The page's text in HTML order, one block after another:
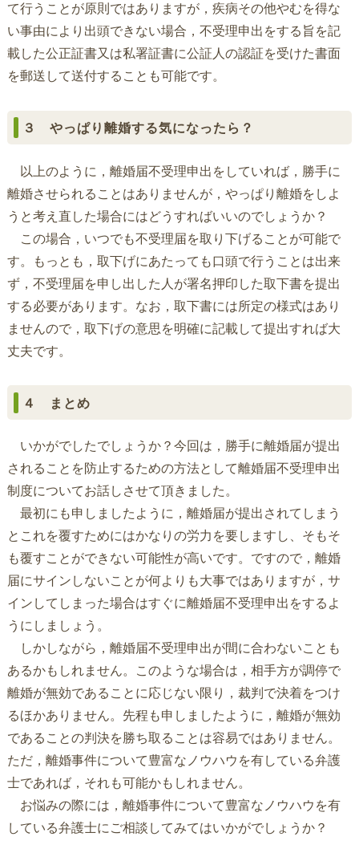
て行うことが原則ではありますが，疾病その他やむを得な
い事由により出頭できない場合，不受理申出をする旨を記
載した公正証書又は私署証書に公証人の認証を受けた書面
を郵送して送付することも可能です。
３ やっぱり離婚する気になったら？
以上のように，離婚届不受理申出をしていれば，勝手に
離婚させられることはありませんが，やっぱり離婚をしよ
うと考え直した場合にはどうすればいいのでしょうか？
この場合，いつでも不受理届を取り下げることが可能で
す。もっとも，取下げにあたっても口頭で行うことは出来
ず，不受理届を申し出した人が署名押印した取下書を提出
する必要があります。なお，取下書には所定の様式はあり
ませんので，取下げの意思を明確に記載して提出すれば大
丈夫です。
４ まとめ
いかがでしたでしょうか？今回は，勝手に離婚届が提出
されることを防止するための方法として離婚届不受理申出
制度についてお話しさせて頂きました。
最初にも申しましたように，離婚届が提出されてしまう
とこれを覆すためにはかなりの労力を要しますし、そもそ
も覆すことができない可能性が高いです。ですので，離婚
届にサインしないことが何よりも大事ではありますが，サ
インしてしまった場合はすぐに離婚届不受理申出をするよ
うにしましょう。
しかしながら，離婚届不受理申出が間に合わないことも
あるかもしれません。このような場合は，相手方が調停で
離婚が無効であることに応じない限り，裁判で決着をつけ
るほかありません。先程も申しましたように，離婚が無効
であることの判決を勝ち取ることは容易ではありません。
ただ，離婚事件について豊富なノウハウを有している弁護
士であれば，それも可能かもしれません。
お悩みの際には，離婚事件について豊富なノウハウを有
している弁護士にご相談してみてはいかがでしょうか？